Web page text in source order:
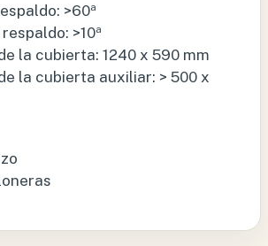
>60ª
>10ª
la cubierta: 1240 x 590 mm
la cubierta auxiliar: > 500 x